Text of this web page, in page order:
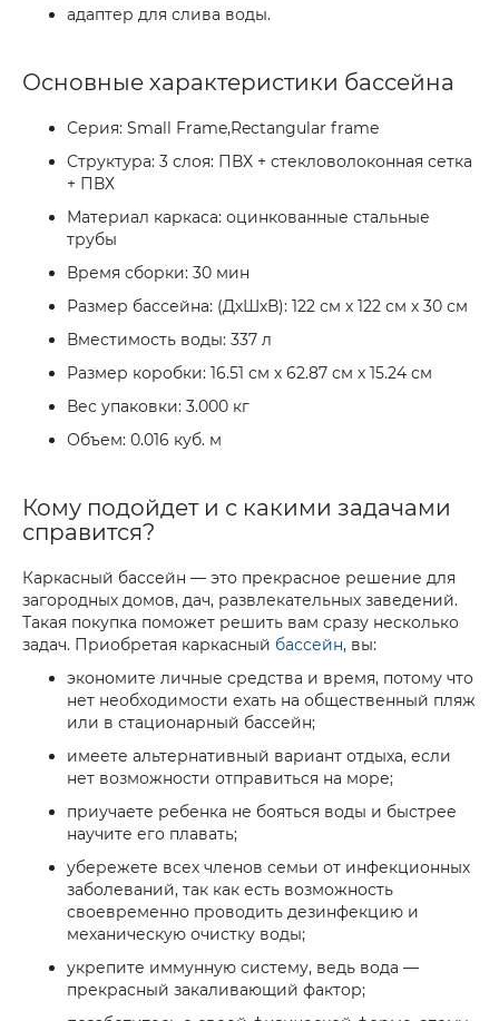
адаптер для слива воды.
Основные характеристики бассейна
Серия: Small Frame,Rectangular frame
Структура: 3 слоя: ПВХ + стекловолоконная сетка
+ ПВХ
Материал каркаса: оцинкованные стальные
трубы
Время сборки: 30 мин
Размер бассейна: (ДхШхВ): 122 см х 122 см х 30 см
Вместимость воды: 337 л
Размер коробки: 16.51 см х 62.87 см х 15.24 см
Вес упаковки: 3.000 кг
Объем: 0.016 куб. м
Кому подойдет и с какими задачами
справится?
Каркасный бассейн — это прекрасное решение для
загородных домов, дач, развлекательных заведений.
Такая покупка поможет решить вам сразу несколько
задач. Приобретая каркасный бассейн, вы:
экономите личные средства и время, потому что
нет необходимости ехать на общественный пляж
или в стационарный бассейн;
имеете альтернативный вариант отдыха, если
нет возможности отправиться на море;
приучаете ребенка не бояться воды и быстрее
научите его плавать;
убережете всех членов семьи от инфекционных
заболеваний, так как есть возможность
своевременно проводить дезинфекцию и
механическую очистку воды;
укрепите иммунную систему, ведь вода —
прекрасный закаливающий фактор;